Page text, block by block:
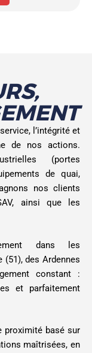
l’intégrité et
de nos actions.
(portes
de quai,
nos clients
ainsi que les
dans les
(51), des Ardennes
constant :
et parfaitement
proximité basé sur
maîtrisées, en